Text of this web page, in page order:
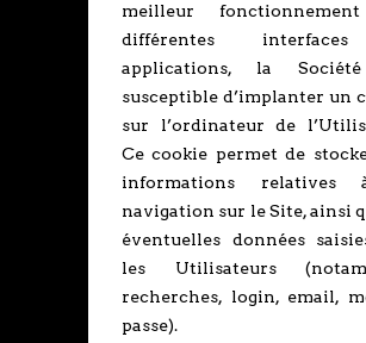
meilleur
différentes
applications, la
susceptible d’implanter un
sur l’ordinateur de
Ce cookie permet de
informations
navigation sur le Site, ainsi
éventuelles données
les Utilisateurs
recherches, login, email,
passe).